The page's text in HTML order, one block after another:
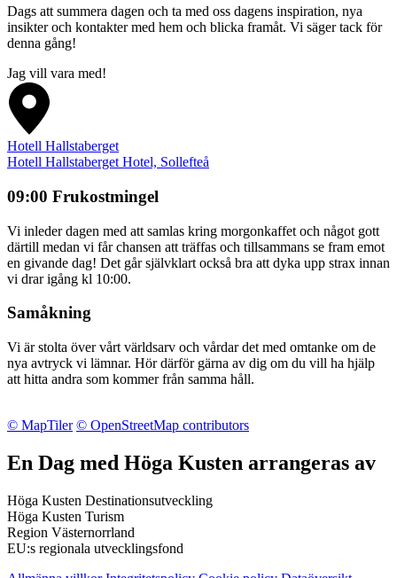
Dags att summera dagen och ta med oss dagens inspiration, nya
insikter och kontakter med hem och blicka framåt. Vi säger tack för
denna gång!
Jag vill vara med!
Hotell Hallstaberget
Hotell Hallstaberget Hotel, Sollefteå
09:00 Frukostmingel
Vi inleder dagen med att samlas kring morgonkaffet och något gott
därtill medan vi får chansen att träffas och tillsammans se fram emot
en givande dag! Det går självklart också bra att dyka upp strax innan
vi drar igång kl 10:00.
Samåkning
Vi är stolta över vårt världsarv och vårdar det med omtanke om de
nya avtryck vi lämnar. Hör därför gärna av dig om du vill ha hjälp
att hitta andra som kommer från samma håll.
© MapTiler © OpenStreetMap contributors
En Dag med Höga Kusten arrangeras av
Höga Kusten Destinationsutveckling
Höga Kusten Turism
Region Västernorrland
EU:s regionala utvecklingsfond